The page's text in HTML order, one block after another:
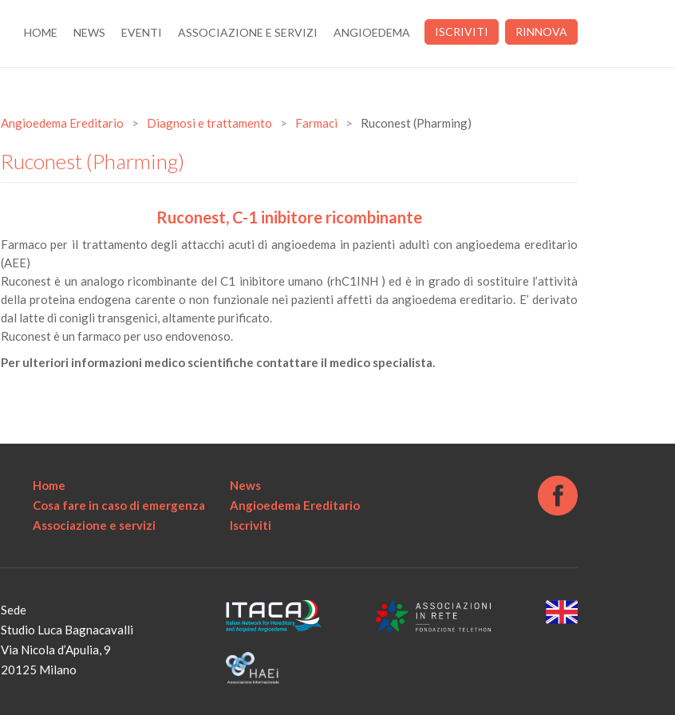
HOME NEWS EVENTI ASSOCIAZIONE E SERVIZI ANGIOEDEMA ISCRIVITI RINNOVA
Angioedema Ereditario > Diagnosi e trattamento > Farmaci > Ruconest (Pharming)
Ruconest (Pharming)
Ruconest, C-1 inibitore ricombinante
Farmaco per il trattamento degli attacchi acuti di angioedema in pazienti adulti con angioedema ereditario
(AEE)
Ruconest è un analogo ricombinante del C1 inibitore umano (rhC1INH ) ed è in grado di sostituire l’attività
della proteina endogena carente o non funzionale nei pazienti affetti da angioedema ereditario. E’ derivato
dal latte di conigli transgenici, altamente purificato.
Ruconest è un farmaco per uso endovenoso.
Per ulteriori informazioni medico scientifiche contattare il medico specialista.
Home
News
Cosa fare in caso di emergenza
Angioedema Ereditario
Associazione e servizi
Iscriviti
Sede
Studio Luca Bagnacavalli
Via Nicola d’Apulia, 9
20125 Milano